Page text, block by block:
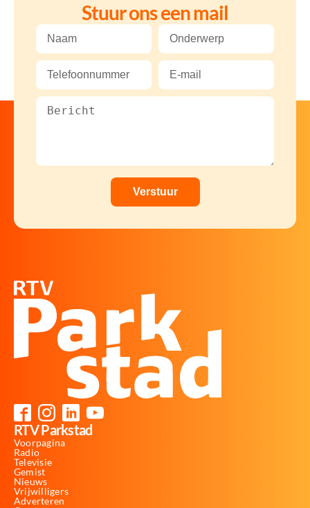
Stuur ons een mail
RTV Parkstad
Voorpagina
Radio
Televisie
Gemist
Nieuws
Vrijwilligers
Adverteren